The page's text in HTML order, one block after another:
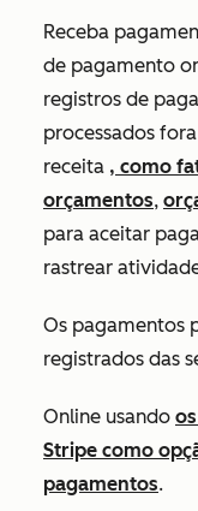
Receba
de pagamento
registros de
processados
receita , como
orçamentos,
para aceitar
rastrear
Os pagamentos
registrados das
Online usando
Stripe como
pagamentos.